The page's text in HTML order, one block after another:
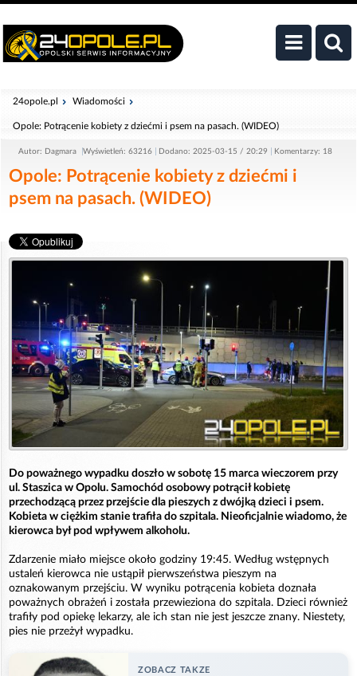
24opole.pl Wiadomości
Opole: Potrącenie kobiety z dziećmi i psem na pasach. (WIDEO)
Autor: Dagmara Wyświetleń: 63216 Dodano: 2025-03-15 / 20:29 Komentarzy: 18
Opole: Potrącenie kobiety z dziećmi i
psem na pasach. (WIDEO)
Do poważnego wypadku doszło w sobotę 15 marca wieczorem przy
ul. Staszica w Opolu. Samochód osobowy potrącił kobietę
przechodzącą przez przejście dla pieszych z dwójką dzieci i psem.
Kobieta w ciężkim stanie trafiła do szpitala. Nieoficjalnie wiadomo, że
kierowca był pod wpływem alkoholu.
Zdarzenie miało miejsce około godziny 19:45. Według wstępnych
ustaleń kierowca nie ustąpił pierwszeństwa pieszym na
oznakowanym przejściu. W wyniku potrącenia kobieta doznała
poważnych obrażeń i została przewieziona do szpitala. Dzieci również
trafiły pod opiekę lekarzy, ale ich stan nie jest jeszcze znany. Niestety,
pies nie przeżył wypadku.
ZOBACZ TAKZE